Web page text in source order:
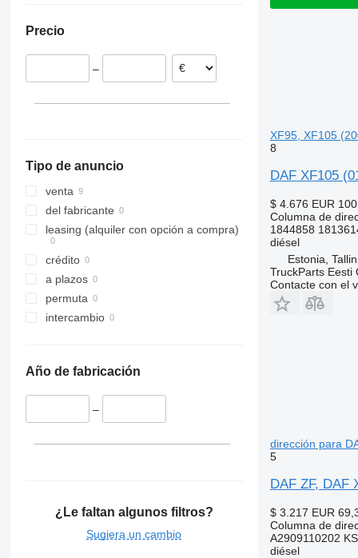
Precio
–
Tipo de anuncio
venta
del fabricante
leasing (alquiler con opción a compra)
crédito
a plazos
permuta
intercambio
Año de fabricación
–
¿Le faltan algunos filtros?
Sugiera un cambio
XF95, XF105
8
DAF XF105
$ 4.676 EUR
Columna de
1844858
diésel
Estonia,
TruckParts Eesti
Contacte con el
dirección para
5
DAF ZF, DAF
$ 3.217 EUR
Columna de
A2909110202
diésel